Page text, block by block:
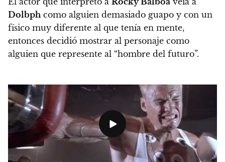
Dolbph como alguien demasiado guapo y con un
físico muy diferente al que tenía en mente,
entonces decidió mostrar al personaje como
alguien que represente al “hombre del futuro”.